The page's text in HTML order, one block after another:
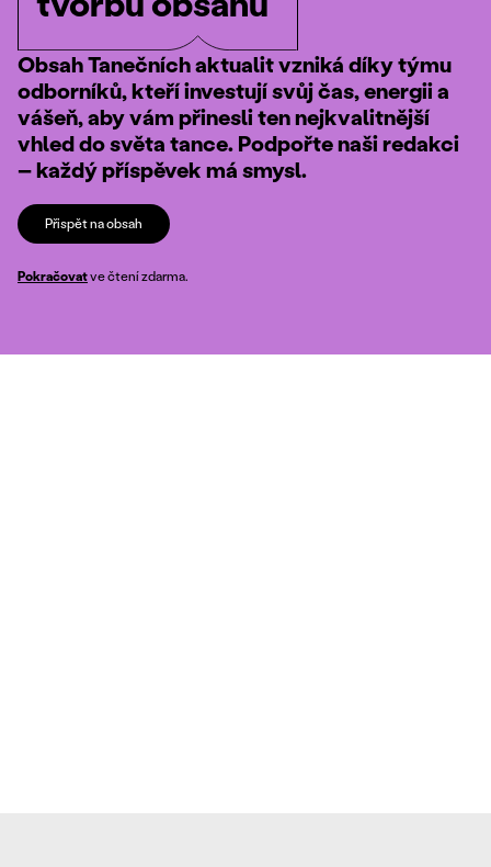
Obsah Tanečních aktualit vzniká díky týmu
odborníků, kteří investují svůj čas, energii a
vášeň, aby vám přinesli ten nejkvalitnější
vhled do světa tance. Podpořte naši redakci
– každý příspěvek má smysl.
Přispět na obsah
Pokračovatve čtení zdarma.